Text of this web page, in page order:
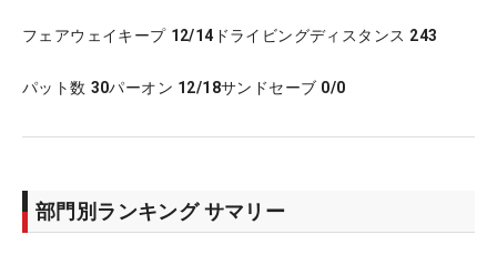
フェアウェイキープ 12/14 ドライビングディスタンス 243
パット数 30パーオン 12/18サンドセーブ 0/0
部門別ランキング サマリー